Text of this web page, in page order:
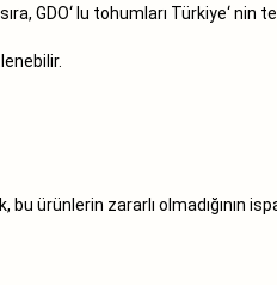
GDO‘ lu tohumları Türkiye‘ nin
ürünlerin zararlı olmadığının